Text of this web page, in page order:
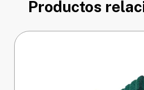
Productos